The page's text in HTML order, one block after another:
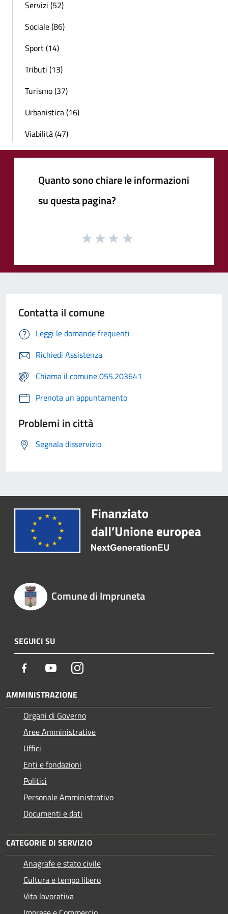
Servizi (52)
Sociale (86)
Sport (14)
Tributi (13)
Turismo (37)
Urbanistica (16)
Viabilità (47)
Quanto sono chiare le informazioni
su questa pagina?
Contatta il comune
Leggi le domande frequenti
Richiedi Assistenza
Chiama il comune 055.203641
Prenota un appuntamento
Problemi in città
Segnala disservizio
Comune di Impruneta
SEGUICI SU
Facebook YoutubeInstagram
AMMINISTRAZIONE
Organi di Governo
Aree Amministrative
Uffici
Enti e fondazioni
Politici
Personale Amministrativo
Documenti e dati
CATEGORIE DI SERVIZIO
Anagrafe e stato civile
Cultura e tempo libero
Vita lavorativa